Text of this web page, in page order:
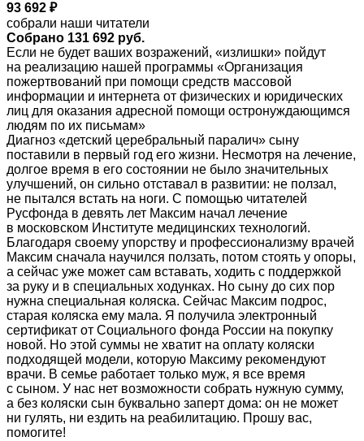
93 692 ₽
собрали наши читатели
Собрано 131 692 руб.
Если не будет ваших возражений, «излишки» пойдут
на реализацию нашей программы «Организация
пожертвований при помощи средств массовой
информации и интернета от физических и юридических
лиц для оказания адресной помощи остронуждающимся
людям по их письмам»
Диагноз «детский церебральный паралич» сыну
поставили в первый год его жизни. Несмотря на лечение,
долгое время в его состоянии не было значительных
улучшений, он сильно отставал в развитии: не ползал,
не пытался встать на ноги. С помощью читателей
Русфонда в девять лет Максим начал лечение
в московском Институте медицинских технологий.
Благодаря своему упорству и профессионализму врачей
Максим сначала научился ползать, потом стоять у опоры,
а сейчас уже может сам вставать, ходить с поддержкой
за руку и в специальных ходунках. Но сыну до сих пор
нужна специальная коляска. Сейчас Максим подрос,
старая коляска ему мала. Я получила электронный
сертификат от Социального фонда России на покупку
новой. Но этой суммы не хватит на оплату коляски
подходящей модели, которую Максиму рекомендуют
врачи. В семье работает только муж, я все время
с сыном. У нас нет возможности собрать нужную сумму,
а без коляски сын буквально заперт дома: он не может
ни гулять, ни ездить на реабилитацию. Прошу вас,
помогите!